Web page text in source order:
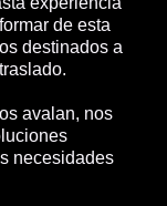
de esta
destinados a
avalan, nos
necesidades